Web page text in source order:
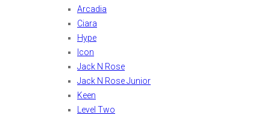
Arcadia
Ciara
Hype
Icon
Jack N Rose
Jack N Rose Junior
Keen
Level Two